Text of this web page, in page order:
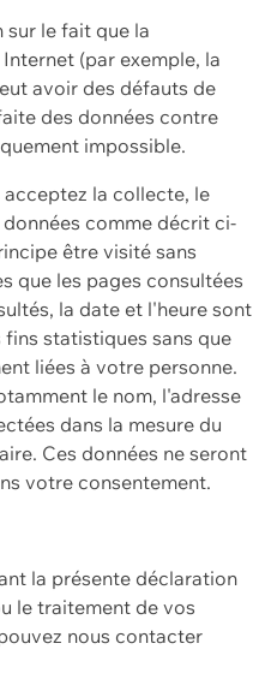
le fait que la
(par exemple, la
avoir des défauts de
des données contre
impossible.
la collecte, le
comme décrit ci-
être visité sans
que les pages consultées
la date et l'heure sont
statistiques sans que
liées à votre personne.
le nom, l'adresse
dans la mesure du
Ces données ne seront
votre consentement.
la présente déclaration
le traitement de vos
nous contacter